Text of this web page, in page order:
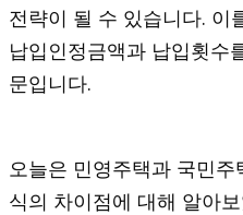
전략이 될 수 있습니다. 이
납입인정금액과 납입횟수
문입니다.
오늘은 민영주택과 국민
식의 차이점에 대해 알아